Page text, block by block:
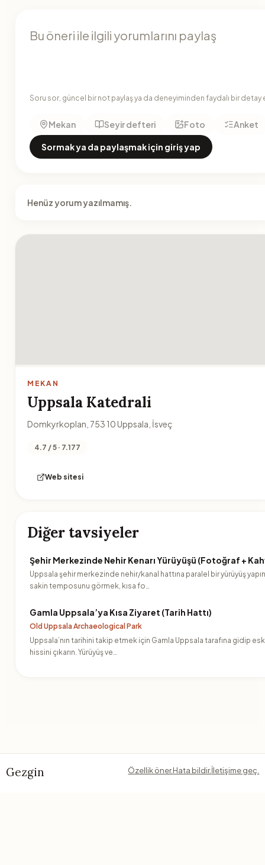
Soru sor, güncel bir not paylaş ya da deneyiminden faydalı bir detay
Mekan Seyir defteri Foto Anket
Sormak ya da paylaşmak için giriş yap
Henüz yorum yazılmamış.
MEKAN
Uppsala Katedrali
Domkyrkoplan, 753 10 Uppsala, İsveç
4.7 / 5 · 7.177
Web sitesi
Diğer tavsiyeler
Şehir Merkezinde Nehir Kenarı Yürüyüşü (Fotoğraf +
Uppsala şehir merkezinde nehir/kanal hattına paralel bir yürüyüş
sakin temposunu görmek, kısa fo…
Gamla Uppsala’ya Kısa Ziyaret (Tarih Hattı)
Old Uppsala Archaeological Park
Uppsala’nın tarihini takip etmek için Gamla Uppsala tarafına gidip
hissini çıkarın. Yürüyüş ve…
Gezgin Özellik öner.Hata bildir.İletişime geç.